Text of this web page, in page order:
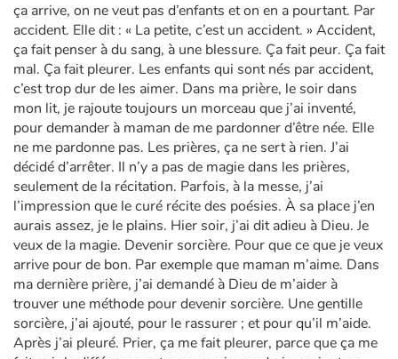
ça arrive, on ne veut pas d’enfants et on en a pourtant. Par
accident. Elle dit : « La petite, c’est un accident. » Accident,
ça fait penser à du sang, à une blessure. Ça fait peur. Ça fait
mal. Ça fait pleurer. Les enfants qui sont nés par accident,
c’est trop dur de les aimer. Dans ma prière, le soir dans
mon lit, je rajoute toujours un morceau que j’ai inventé,
pour demander à maman de me pardonner d’être née. Elle
ne me pardonne pas. Les prières, ça ne sert à rien. J’ai
décidé d’arrêter. Il n’y a pas de magie dans les prières,
seulement de la récitation. Parfois, à la messe, j’ai
l’impression que le curé récite des poésies. À sa place j’en
aurais assez, je le plains. Hier soir, j’ai dit adieu à Dieu. Je
veux de la magie. Devenir sorcière. Pour que ce que je veux
arrive pour de bon. Par exemple que maman m’aime. Dans
ma dernière prière, j’ai demandé à Dieu de m’aider à
trouver une méthode pour devenir sorcière. Une gentille
sorcière, j’ai ajouté, pour le rassurer ; et pour qu’il m’aide.
Après j’ai pleuré. Prier, ça me fait pleurer, parce que ça me